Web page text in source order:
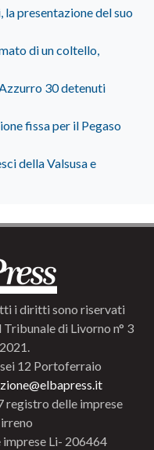
presentazione del suo
di un coltello,
30 detenuti
fissa per il Pegaso
della Valsusa e
i diritti sono riservati
di Livorno n° 3
12 Portoferraio
registro delle imprese
imprese Li- 206464